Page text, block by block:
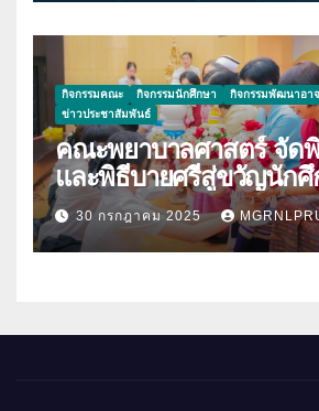
กิจกรรมคณะ กิจกรรมนักศึกษา
กิจกรรมพัฒนาอา
ข่าวประชาสัมพันธ์
คณะพยาบาลศาสตร์ จัด
และพิธีบายศรีสู่ขวัญนักศึ
ประจำปีการศึกษา 2568
30 กรกฎาคม 2025